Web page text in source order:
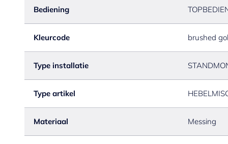
Bediening
Kleurcode brushed
Type installatie
Type artikel
Materiaal Messing